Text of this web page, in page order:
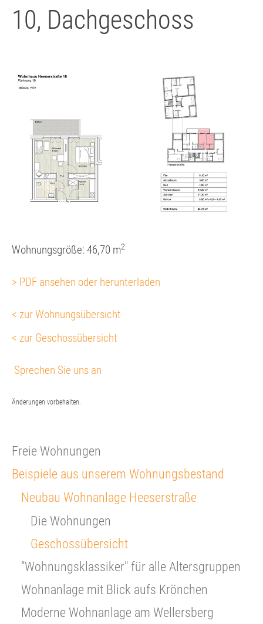
10, Dachgeschoss
Show larger version
Wohnungsgröße: 46,70 m2
> PDF ansehen oder herunterladen
< zur Wohnungsübersicht
< zur Geschossübersicht
Sprechen Sie uns an
Änderungen vorbehalten.
Freie Wohnungen
Beispiele aus unserem Wohnungsbestand
Neubau Wohnanlage Heeserstraße
Die Wohnungen
Geschossübersicht
"Wohnungsklassiker" für alle Altersgruppen
Wohnanlage mit Blick aufs Krönchen
Moderne Wohnanlage am Wellersberg